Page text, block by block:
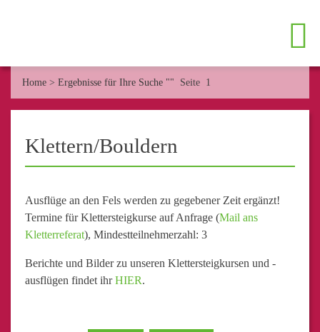
Home > Ergebnisse für Ihre Suche "" Seite 1
Klettern/Bouldern
Ausflüge an den Fels werden zu gegebener Zeit ergänzt!
Termine für Klettersteigkurse auf Anfrage (Mail ans
Kletterreferat), Mindestteilnehmerzahl: 3
Berichte und Bilder zu unseren Klettersteigkursen und -
ausflügen findet ihrHIER.